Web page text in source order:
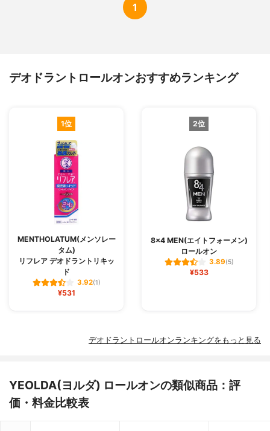
1
デオドラントロールオンおすすめランキング
1位
MENTHOLATUM(メンソレー
タム)
リフレア デオドラントリキッ
ド
3.92(1)
¥531
2位
8×4 MEN(エイトフォーメン)
ロールオン
3.89(5)
¥533
デオドラントロールオンランキングをもっと見る
YEOLDA(ヨルダ) ロールオンの類似商品：評
価・料金比較表